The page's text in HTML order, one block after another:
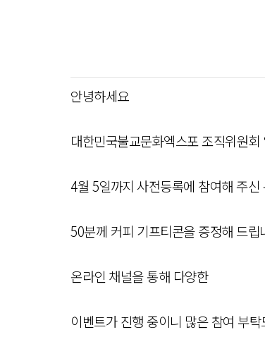
안녕하세요
대한민국불교문화엑스포 조직위원회
4월 5일까지 사전등록에 참여해 주신
50분께 커피 기프티콘을 증정해 드립
온라인 채널을 통해 다양한
이벤트가 진행 중이니 많은 참여 부